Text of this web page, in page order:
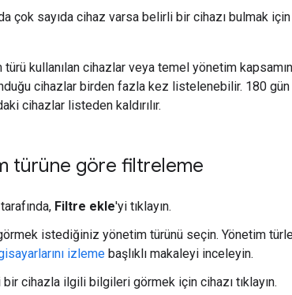
çok sayıda cihaz varsa belirli bir cihazı bulmak
kullanılan cihazlar veya temel yönetim
cihazlar birden fazla kez listelenebilir. 180
cihazlar listeden kaldırılır.
türüne göre filtreleme
Filtre ekle'yi tıklayın.
istediğiniz yönetim türünü seçin. Yönetim
izleme başlıklı makaleyi inceleyin.
cihazla ilgili bilgileri görmek için cihazı tıklayın.